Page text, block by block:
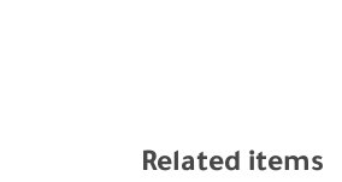
Related items